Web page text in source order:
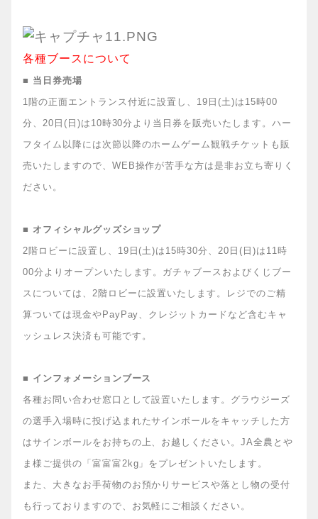
各種ブースについて
■ 当日券売場
1階の正面エントランス付近に設置し、19日(土)は15時00
分、20日(日)は10時30分より当日券を販売いたします。ハー
フタイム以降には次節以降のホームゲーム観戦チケットも販
売いたしますので、WEB操作が苦手な方は是非お立ち寄りく
ださい。
■ オフィシャルグッズショップ
2階ロビーに設置し、19日(土)は15時30分、20日(日)は11時
00分よりオープンいたします。ガチャブースおよびくじブー
スについては、2階ロビーに設置いたします。レジでのご精
算ついては現金やPayPay、クレジットカードなど含むキャ
ッシュレス決済も可能です。
■ インフォメーションブース
各種お問い合わせ窓口として設置いたします。グラウジーズ
の選手入場時に投げ込まれたサインボールをキャッチした方
はサインボールをお持ちの上、お越しください。JA全農とや
ま様ご提供の「富富富2kg」をプレゼントいたします。
また、大きなお手荷物のお預かりサービスや落とし物の受付
も行っておりますので、お気軽にご相談ください。